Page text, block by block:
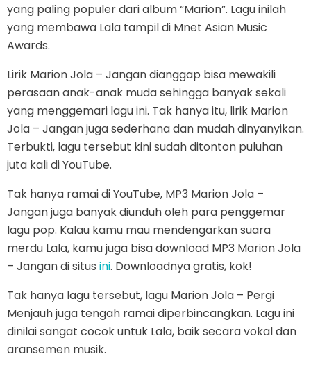
yang paling populer dari album “Marion”. Lagu inilah
yang membawa Lala tampil di Mnet Asian Music
Awards.
Lirik Marion Jola – Jangan dianggap bisa mewakili
perasaan anak-anak muda sehingga banyak sekali
yang menggemari lagu ini. Tak hanya itu, lirik Marion
Jola – Jangan juga sederhana dan mudah dinyanyikan.
Terbukti, lagu tersebut kini sudah ditonton puluhan
juta kali di YouTube.
Tak hanya ramai di YouTube, MP3 Marion Jola –
Jangan juga banyak diunduh oleh para penggemar
lagu pop. Kalau kamu mau mendengarkan suara
merdu Lala, kamu juga bisa download MP3 Marion Jola
– Jangan di situs ini. Downloadnya gratis, kok!
Tak hanya lagu tersebut, lagu Marion Jola – Pergi
Menjauh juga tengah ramai diperbincangkan. Lagu ini
dinilai sangat cocok untuk Lala, baik secara vokal dan
aransemen musik.